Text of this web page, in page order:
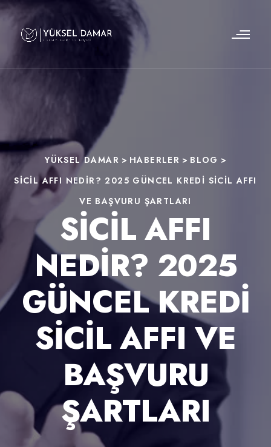
YÜKSEL DAMAR > HABERLER > BLOG >
SICIL AFFI NEDIR? 2025 GÜNCEL KREDI SICIL AFFI
VE BAŞVURU ŞARTLARI
SICIL AFFI
NEDIR? 2025
GÜNCEL KREDI
SICIL AFFI VE
BAŞVURU
ŞARTLARI